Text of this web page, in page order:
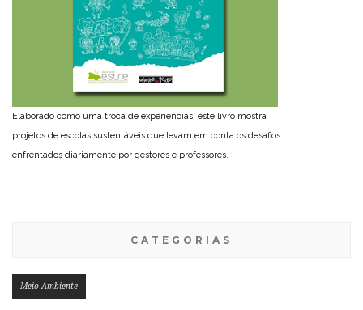
Elaborado como uma troca de experiências, este livro mostra
projetos de escolas sustentáveis que levam em conta os desafios
enfrentados diariamente por gestores e professores.
CATEGORIAS
Meio Ambiente